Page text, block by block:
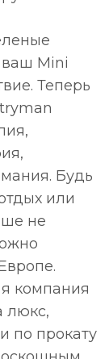
Mini
Теперь
Будь
или
не
компания
люкс,
по прокату